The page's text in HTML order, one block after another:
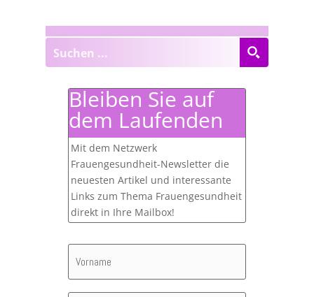
Bleiben Sie auf
dem Laufenden
Mit dem Netzwerk
Frauengesundheit-Newsletter die
neuesten Artikel und interessante
Links zum Thema Frauengesundheit
direkt in Ihre Mailbox!